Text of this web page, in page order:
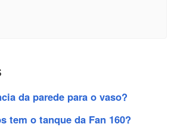
da parede para o vaso?
tem o tanque da Fan 160?